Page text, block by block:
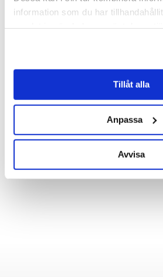
information som du har
Tillåt alla
Anpassa
Avvisa